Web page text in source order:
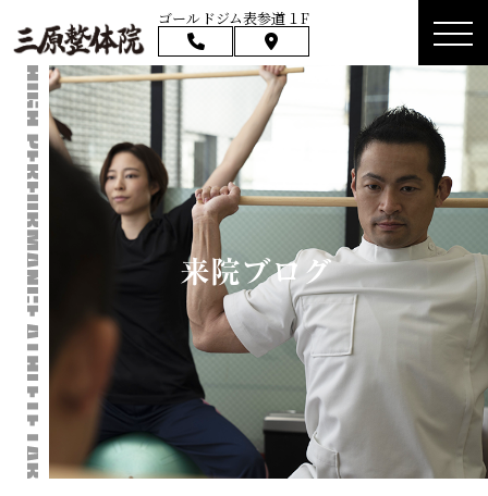
ゴールドジム表参道１F
来院ブログ